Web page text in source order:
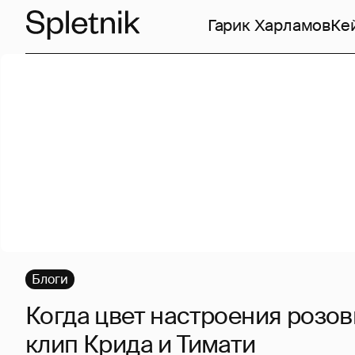
Гарик Харламов
Блоги
Когда цвет настроения
клип Крида и Тимати